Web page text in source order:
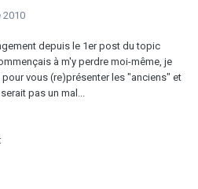
2010
depuis le 1er post du topic
à m'y perdre moi-même, je
vous (re)présenter les "anciens" et
pas un mal...